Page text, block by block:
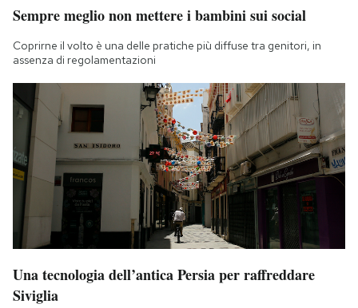
Sempre meglio non mettere i bambini sui social
Coprirne il volto è una delle pratiche più diffuse tra genitori, in
assenza di regolamentazioni
Una tecnologia dell’antica Persia per raffreddare
Siviglia